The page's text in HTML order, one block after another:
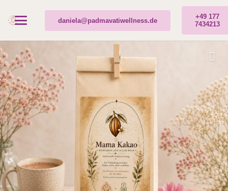
daniela@padmavatiwellness.de
+49 177
7434213